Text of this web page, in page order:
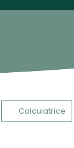
Calculatrice